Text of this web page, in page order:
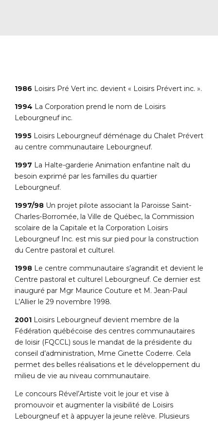
1986 Loisirs Pré Vert inc. devient « Loisirs Prévert inc. ».
1994 La Corporation prend le nom de Loisirs
Lebourgneuf inc.
1995 Loisirs Lebourgneuf déménage du Chalet Prévert
au centre communautaire Lebourgneuf.
1997 La Halte-garderie Animation enfantine naît du
besoin exprimé par les familles du quartier
Lebourgneuf.
1997/98 Un projet pilote associant la Paroisse Saint-
Charles-Borromée, la Ville de Québec, la Commission
scolaire de la Capitale et la Corporation Loisirs
Lebourgneuf Inc. est mis sur pied pour la construction
du Centre pastoral et culturel.
1998 Le centre communautaire s’agrandit et devient le
Centre pastoral et culturel Lebourgneuf. Ce dernier est
inauguré par Mgr Maurice Couture et M. Jean-Paul
L’Allier le 29 novembre 1998.
2001 Loisirs Lebourgneuf devient membre de la
Fédération québécoise des centres communautaires
de loisir (FQCCL) sous le mandat de la présidente du
conseil d’administration, Mme Ginette Coderre. Cela
permet des belles réalisations et le développement du
milieu de vie au niveau communautaire.
Le concours Rével’Artiste voit le jour et vise à
promouvoir et augmenter la visibilité de Loisirs
Lebourgneuf et à appuyer la jeune relève. Plusieurs